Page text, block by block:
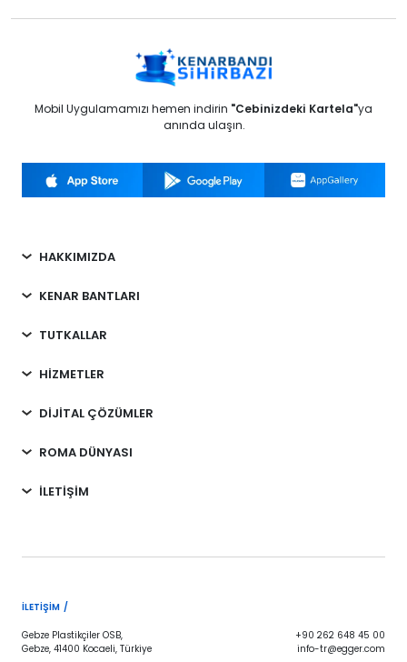
Mobil Uygulamamızı hemen indirin "Cebinizdeki Kartela"ya
anında ulaşın.
HAKKIMIZDA
KENAR BANTLARI
TUTKALLAR
HİZMETLER
DİJİTAL ÇÖZÜMLER
ROMA DÜNYASI
İLETİŞİM
İLETIŞIM /
Gebze Plastikçiler OSB,
Gebze, 41400 Kocaeli, Türkiye
+90 262 648 45 00
info-tr@egger.com